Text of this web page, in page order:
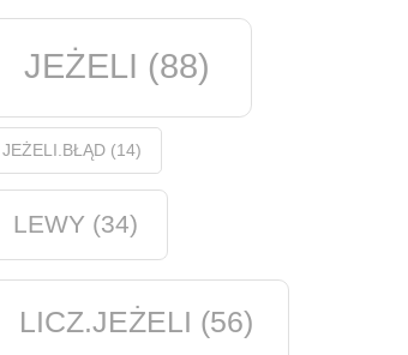
JEŻELI (88)
JEŻELI.BŁĄD (14)
LEWY (34)
LICZ.JEŻELI (56)